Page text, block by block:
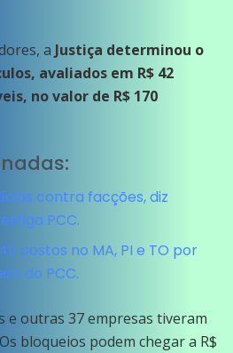
a Justiça determinou o
avaliados em R$ 42
no valor de R$ 170
contra facções, diz
PCC.
postos no MA, PI e TO por
do PCC.
e outras 37 empresas tiveram
bloqueios podem chegar a R$